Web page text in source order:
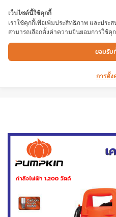
เครื่องฉีดน้ำแรงดัน
Bar กำลังไฟฟ้า 1,200
เนียม แข็งแรง ท
เว็บไซต์นี้ใช้คุกกี้
เราใช้คุกกี้เพื่อเพิ่มประสิทธิภาพ และปร
สามารถเลือกตั้งค่าความยินยอมการใช้คุ
ยอมรับ
การตั้ง